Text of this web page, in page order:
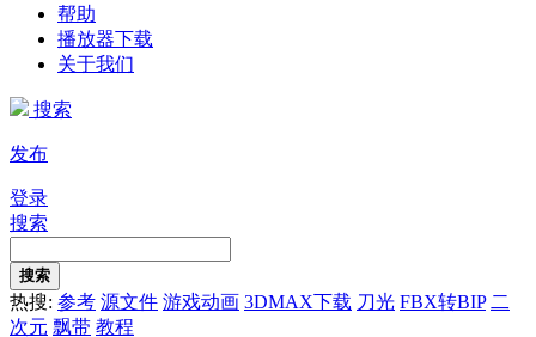
帮助
播放器下载
关于我们
搜索
发布
登录
搜索
搜索
热搜: 参考 源文件 游戏动画 3DMAX下载 刀光 FBX转BIP 二
次元 飘带 教程